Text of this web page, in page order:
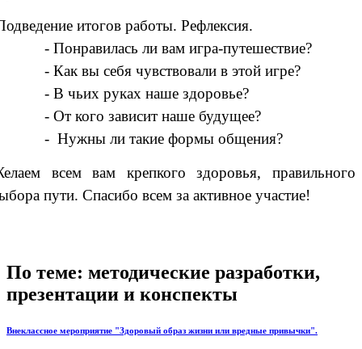
итогов работы. Рефлексия.
- Понравилась ли вам игра-путешествие?
- Как вы себя чувствовали в этой игре?
- В чьих руках наше здоровье?
- От кого зависит наше будущее?
- Нужны ли такие формы общения?
всем вам крепкого здоровья, правильного
пути. Спасибо всем за активное участие!
По теме: методические разработки,
презентации и конспекты
Внеклассное мероприятие "Здоровый образ жизни или вредные привычки".